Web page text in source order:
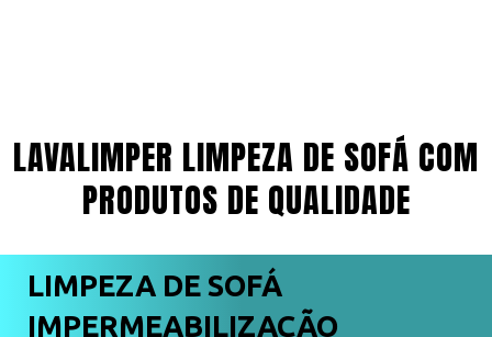
LAVALIMPER LIMPEZA DE SOFÁ COM
PRODUTOS DE QUALIDADE
LIMPEZA DE SOFÁ
IMPERMEABILIZAÇÃO